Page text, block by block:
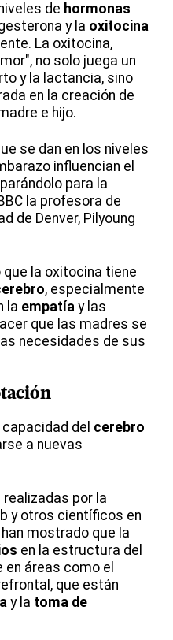
de hormonas
y la oxitocina
La oxitocina,
no solo juega un
y la lactancia, sino
en la creación de
e hijo.
se dan en los niveles
influencian el
para la
la profesora de
de Denver, Pilyoung
la oxitocina tiene
, especialmente
la empatía y las
que las madres se
necesidades de sus
del cerebro
a nuevas
por la
y otros científicos en
mostrado que la
en la estructura del
áreas como el
que están
y la toma de